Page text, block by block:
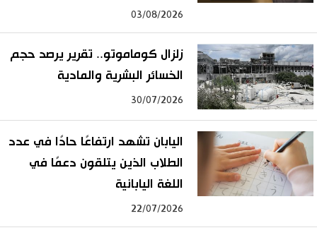
03/08/2026
زلزال كوماموتو.. تقرير يرصد حجم
الخسائر البشرية والمادية
30/07/2026
اليابان تشهد ارتفاعًا حادًا في عدد
الطلاب الذين يتلقون دعمًا في
اللغة اليابانية
22/07/2026